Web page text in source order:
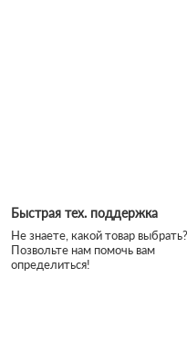
Быстрая тех. поддержка
Не знаете, какой товар выбрать?
Позвольте нам помочь вам
определиться!